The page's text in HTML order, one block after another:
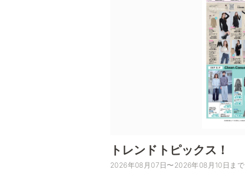
トレンドトピックス！
2026年08月07日〜2026年08月10日まで